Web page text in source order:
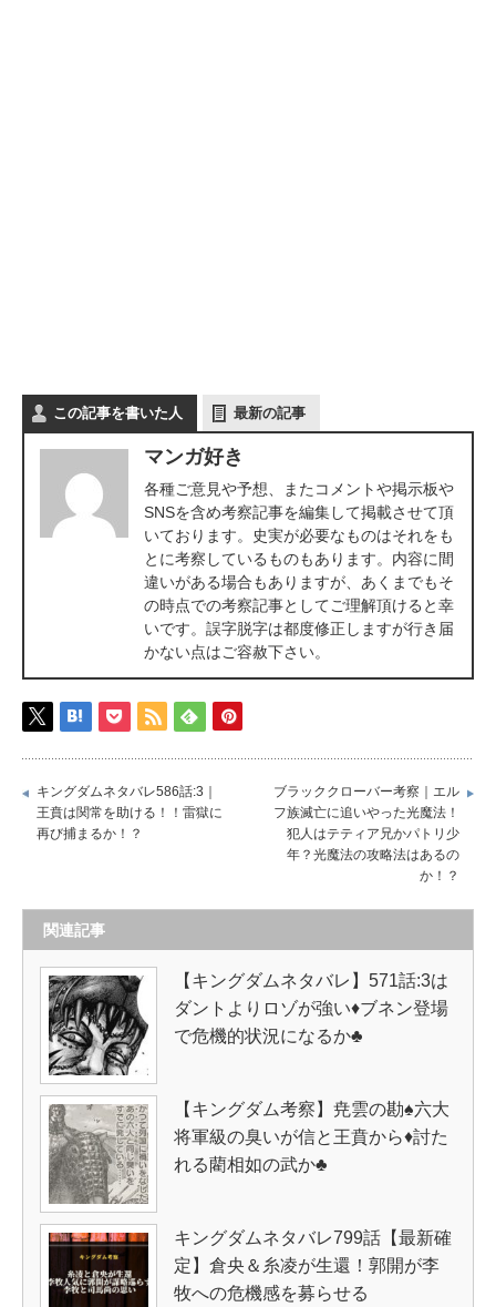
この記事を書いた人 最新の記事
マンガ好き
各種ご意見や予想、またコメントや掲示板や
SNSを含め考察記事を編集して掲載させて頂
いております。史実が必要なものはそれをも
とに考察しているものもあります。内容に間
違いがある場合もありますが、あくまでもそ
の時点での考察記事としてご理解頂けると幸
いです。誤字脱字は都度修正しますが行き届
かない点はご容赦下さい。
キングダムネタバレ586話:3｜
王賁は関常を助ける！！雷獄に
再び捕まるか！？
ブラッククローバー考察｜エル
フ族滅亡に追いやった光魔法！
犯人はテティア兄かパトリ少
年？光魔法の攻略法はあるの
か！？
関連記事
【キングダムネタバレ】571話:3は
ダントよりロゾが強い♦ブネン登場
で危機的状況になるか♣
【キングダム考察】尭雲の勘♠六大
将軍級の臭いが信と王賁から♦討た
れる藺相如の武か♣
キングダムネタバレ799話【最新確
定】倉央＆糸凌が生還！郭開が李
牧への危機感を募らせる